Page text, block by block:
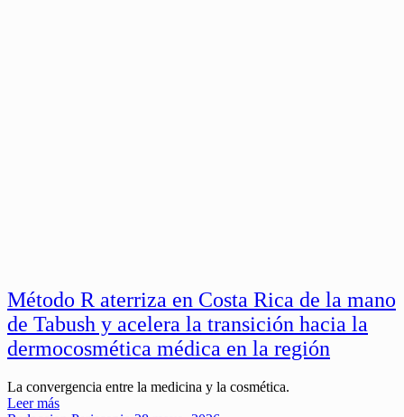
Método R aterriza en Costa Rica de la mano
de Tabush y acelera la transición hacia la
dermocosmética médica en la región
La convergencia entre la medicina y la cosmética.
Leer más